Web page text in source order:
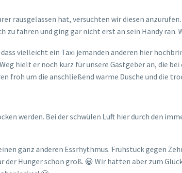
zu Bett als gewöhnlich. Als wir heute
machten wir uns wie gewöhnlich mit den
Recherchen auf Reiseblogs oder google hat so gut
ging etwas gemächlicher zu. Einige Restaurants
uns nach oben (1. Etage) und hatten eine schöne
Somit verfolgten wir die letzte halbe
auf der anderen Seite der Welt ist ja auch nicht so